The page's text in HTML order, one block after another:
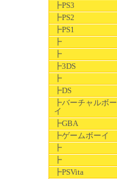
┣PS3
┣PS2
┣PS1
┣
┣
┣3DS
┣
┣DS
┣バーチャルボー
イ
┣GBA
┣ゲームボーイ
┣
┣
┣PSVita